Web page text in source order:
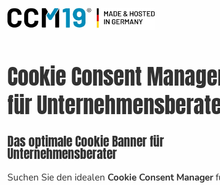
Cookie Consent
für
Das optimale Cookie Banner für
Unternehmensberater
Suchen Sie den idealen Cookie Consent Manager